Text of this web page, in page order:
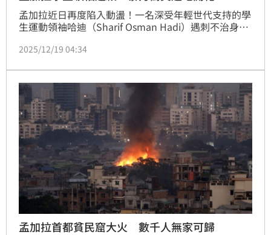
孟加拉近日再度陷入動盪！一名深受年輕世代支持的學
生運動領袖哈迪（Sharif Osman Hadi）遇刺不治身亡
隨著全國大選逼近，局勢恐進一步惡化。
2025/12/19 04:34
孟加拉首都貧民窟大火 數千人無家可歸